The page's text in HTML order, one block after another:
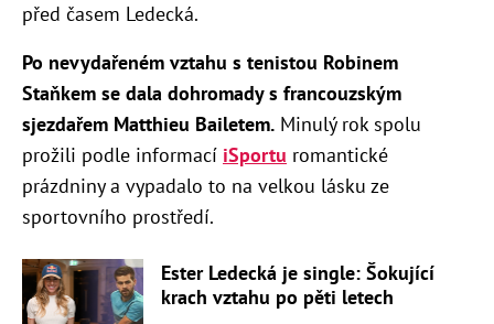
před časem Ledecká.
Po nevydařeném vztahu s tenistou Robinem
Staňkem se dala dohromady s francouzským
sjezdařem Matthieu Bailetem. Minulý rok spolu
prožili podle informací iSportu romantické
prázdniny a vypadalo to na velkou lásku ze
sportovního prostředí.
Ester Ledecká je single: Šokující
krach vztahu po pěti letech